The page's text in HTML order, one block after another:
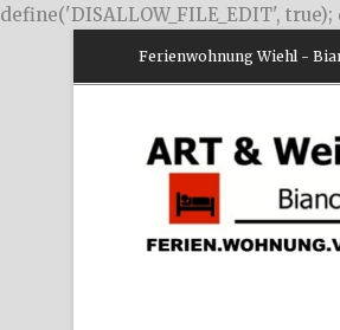
define('DISALLOW_FILE_EDIT',
Ferienwohnung Wiehl -